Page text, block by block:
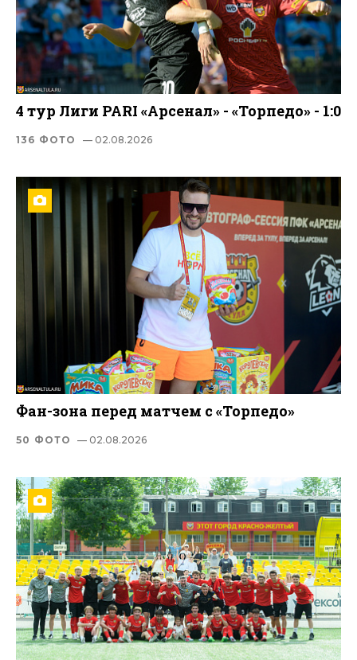
4 тур Лиги PARI «Арсенал» - «Торпедо» - 1:0
136 ФОТО — 02.08.2026
Фан-зона перед матчем с «Торпедо»
50 ФОТО — 02.08.2026